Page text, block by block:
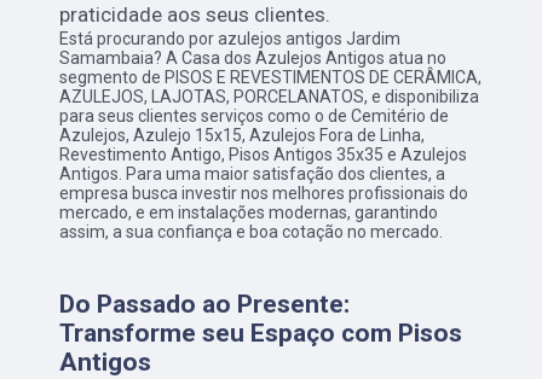
praticidade aos seus clientes.
Está procurando por azulejos antigos Jardim
Samambaia? A Casa dos Azulejos Antigos atua no
segmento de PISOS E REVESTIMENTOS DE CERÂMICA,
AZULEJOS, LAJOTAS, PORCELANATOS, e disponibiliza
para seus clientes serviços como o de Cemitério de
Azulejos, Azulejo 15x15, Azulejos Fora de Linha,
Revestimento Antigo, Pisos Antigos 35x35 e Azulejos
Antigos. Para uma maior satisfação dos clientes, a
empresa busca investir nos melhores profissionais do
mercado, e em instalações modernas, garantindo
assim, a sua confiança e boa cotação no mercado.
Do Passado ao Presente:
Transforme seu Espaço com Pisos
Antigos